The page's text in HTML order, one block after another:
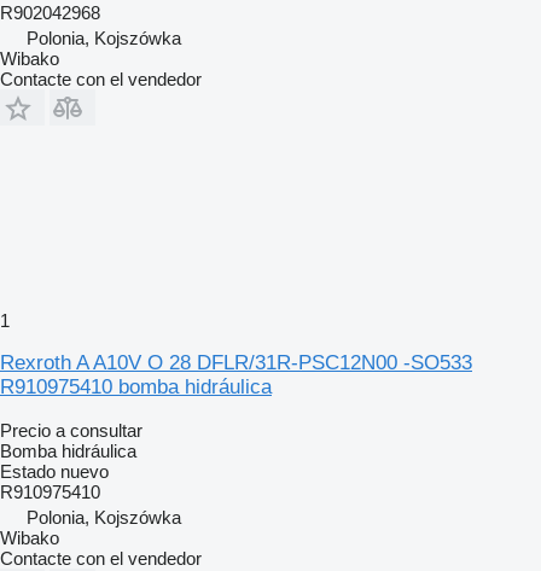
R902042968
Polonia, Kojszówka
Wibako
Contacte con el vendedor
1
Rexroth A A10V O 28 DFLR/31R-PSC12N00 -SO533
R910975410 bomba hidráulica
Precio a consultar
Bomba hidráulica
Estado nuevo
R910975410
Polonia, Kojszówka
Wibako
Contacte con el vendedor